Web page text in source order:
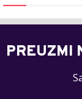
PREUZMI